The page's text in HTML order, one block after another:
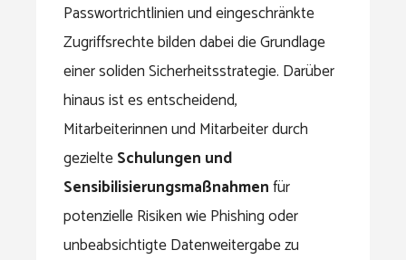
Passwortrichtlinien und eingeschränkte
Zugriffsrechte bilden dabei die Grundlage
einer soliden Sicherheitsstrategie. Darüber
hinaus ist es entscheidend,
Mitarbeiterinnen und Mitarbeiter durch
gezielteSchulungen und
Sensibilisierungsmaßnahmenfür
potenzielle Risiken wie Phishing oder
unbeabsichtigte Datenweitergabe zu